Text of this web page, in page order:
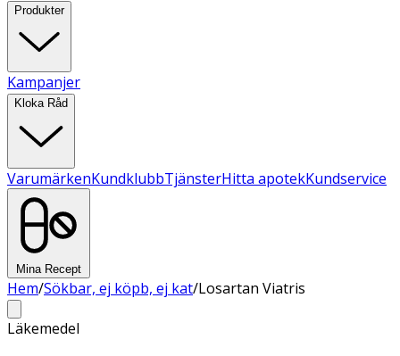
Produkter
Kampanjer
Kloka Råd
VarumärkenKundklubbTjänsterHitta apotekKundservice
Mina Recept
Hem/Sökbar, ej köpb, ej kat/Losartan Viatris
Läkemedel